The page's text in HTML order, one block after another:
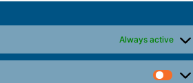
Always active